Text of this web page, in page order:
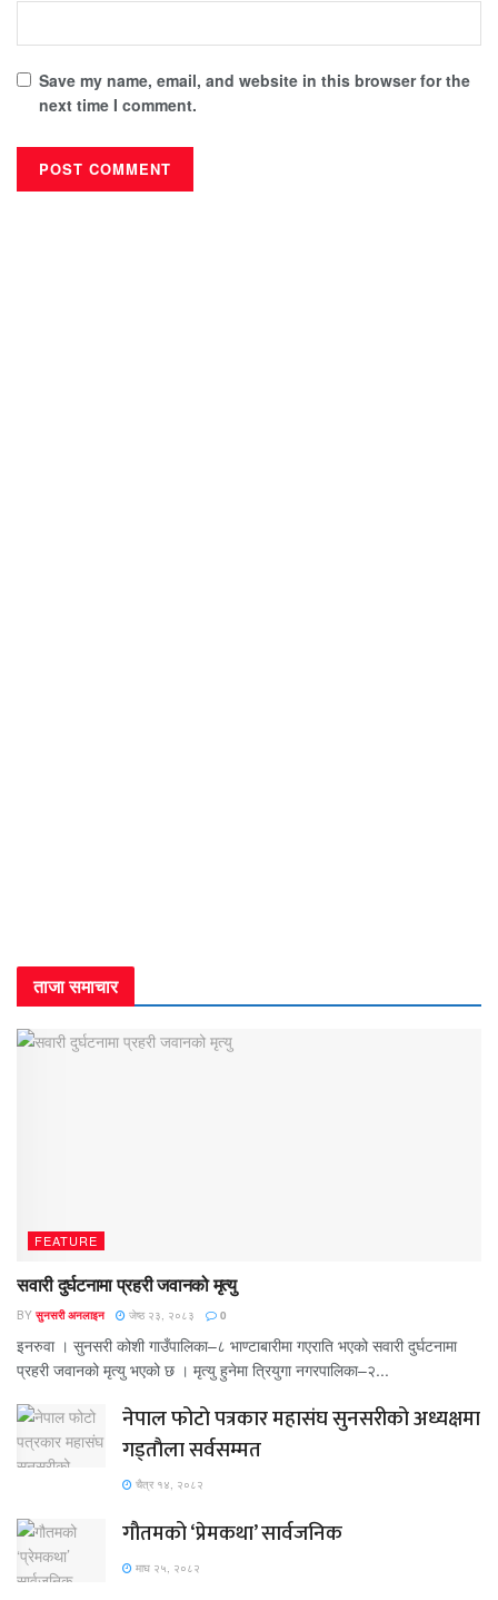
Save my name, email, and website in this browser for the
next time I comment.
ताजा समाचार
FEATURE
सवारी दुर्घटनामा प्रहरी जवानको मृत्यु
BY सुनसरी अनलाइन जेष्ठ २३, २०८३ 0
इनरुवा । सुनसरी कोशी गाउँपालिका–८ भाण्टाबारीमा गएराति भएको सवारी दुर्घटनामा
प्रहरी जवानको मृत्यु भएको छ । मृत्यु हुनेमा त्रियुगा नगरपालिका–२...
नेपाल फोटो पत्रकार महासंघ सुनसरीको अध्यक्षमा
गड्ताैला सर्वसम्मत
चैत्र १४, २०८२
गौतमको ‘प्रेमकथा’ सार्वजनिक
माघ २५, २०८२